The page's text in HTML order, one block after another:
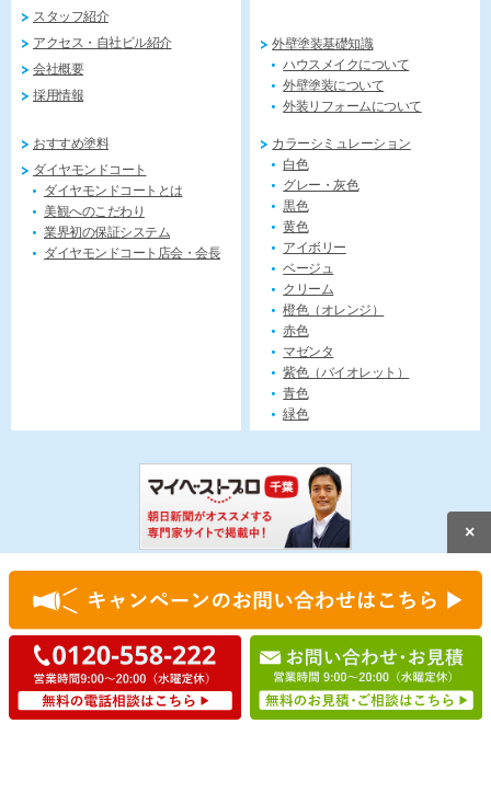
×
スタッフ紹介
アクセス・自社ビル紹介
会社概要
採用情報
外壁塗装基礎知識
ハウスメイクについて
外壁塗装について
外装リフォームについて
おすすめ塗料
ダイヤモンドコート
ダイヤモンドコートとは
美観へのこだわり
業界初の保証システム
ダイヤモンドコート店会・会長
カラーシミュレーション
白色
グレー・灰色
黒色
黄色
アイボリー
ベージュ
クリーム
橙色（オレンジ）
赤色
マゼンタ
紫色（バイオレット）
青色
緑色